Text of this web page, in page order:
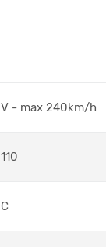
V - max 240km/h
110
C